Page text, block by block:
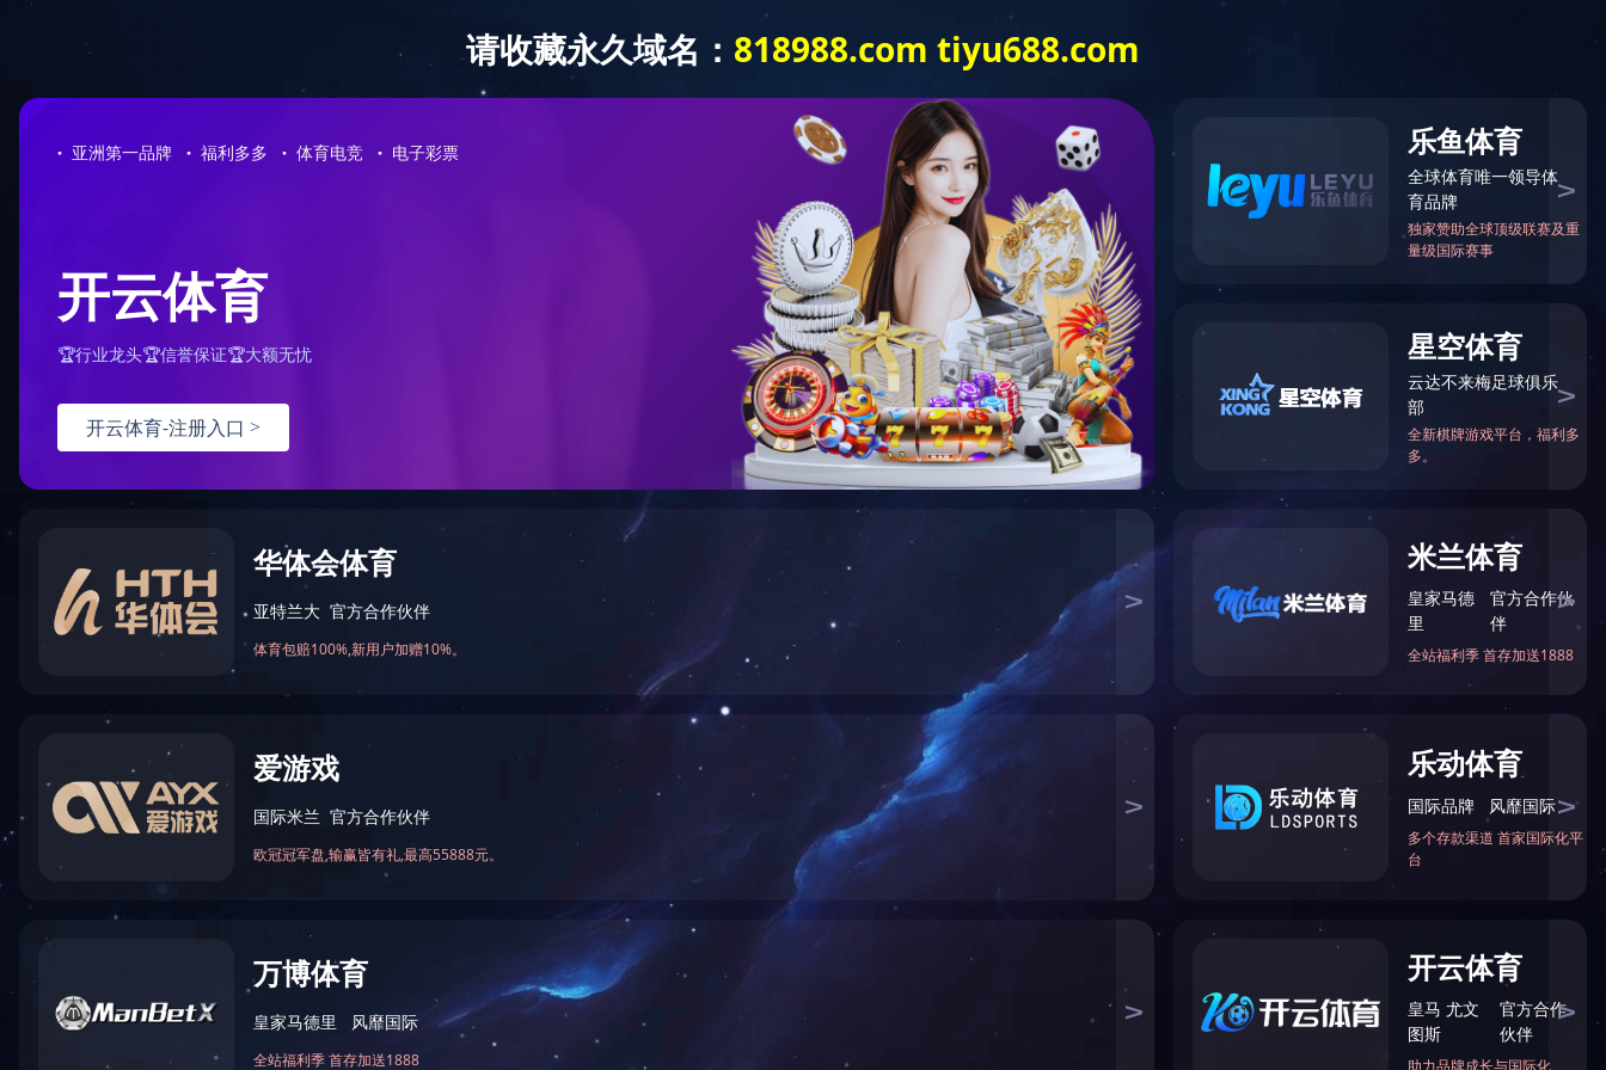
首页 关于我们 产品中心 人力资源 XINGKONG.COM-星空（中国）
公司新闻 行业资讯 产品知识 主页 新闻资讯> 行业资讯
2018滤材技术交流会在温州成功举办
由浙江瑞安汽摩配协会滤清器分会主办、万豪集团山东龙
德复合材料科技股份有限公司承办的“2018滤材技术交流
会”于8月4日在浙江温州举行。浙江瑞安滤清器协会会长、
浙江福茂德滤清器公司董事长曹云华先生；协会理事、山
东万豪集团龙德科技公司董事长尹培农先生；协会的副会
长、理事以及80余…